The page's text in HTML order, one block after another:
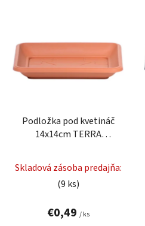
o
Podložka pod kvetináč
14x14cm TERRA
plastová
Skladová zásoba predajňa:
(9 ks)
€0,49 / ks